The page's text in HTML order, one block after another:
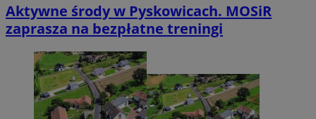
Aktywne środy w Pyskowicach. MOSiR
zaprasza na bezpłatne treningi